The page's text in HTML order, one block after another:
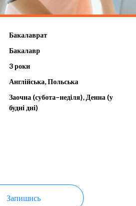
Бакалаврат
Бакалавр
3 роки
Англійська, Польська
Заочна (субота–неділя), Денна (у
будні дні)
Запишись